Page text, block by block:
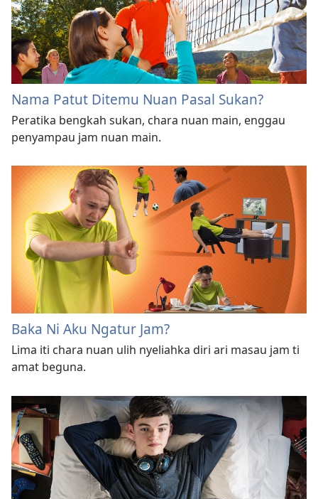
Nama Patut Ditemu Nuan Pasal Sukan?
Peratika bengkah sukan, chara nuan main, enggau
penyampau jam nuan main.
Baka Ni Aku Ngatur Jam?
Lima iti chara nuan ulih nyeliahka diri ari masau jam ti
amat beguna.